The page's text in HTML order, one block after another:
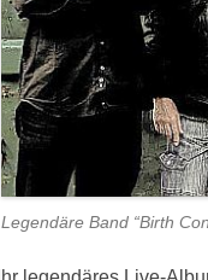
Legendäre Band “Birth